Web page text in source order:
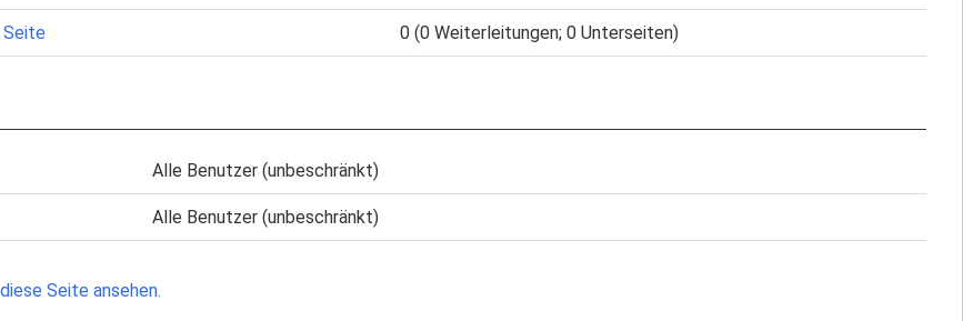
Seite 0 (0 Weiterleitungen; 0 Unterseiten)
Alle Benutzer (unbeschränkt)
Alle Benutzer (unbeschränkt)
Seite ansehen.